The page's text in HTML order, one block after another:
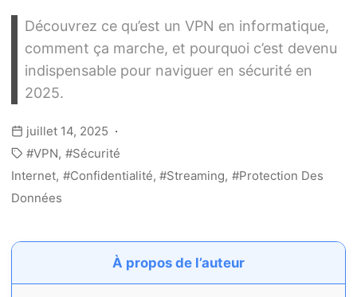
Découvrez ce qu’est un VPN en informatique,
comment ça marche, et pourquoi c’est devenu
indispensable pour naviguer en sécurité en
2025.
juillet 14, 2025
VPN
Sécurité
Internet
Confidentialité Streaming
Protection Des
Données
À propos de l’auteur